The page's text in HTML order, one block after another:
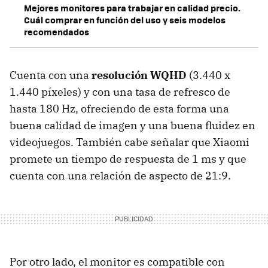
Mejores monitores para trabajar en calidad precio.
Cuál comprar en función del uso y seis modelos
recomendados
Cuenta con una resolución WQHD (3.440 x
1.440 píxeles) y con una tasa de refresco de
hasta 180 Hz, ofreciendo de esta forma una
buena calidad de imagen y una buena fluidez en
videojuegos. También cabe señalar que Xiaomi
promete un tiempo de respuesta de 1 ms y que
cuenta con una relación de aspecto de 21:9.
Por otro lado, el monitor es compatible con